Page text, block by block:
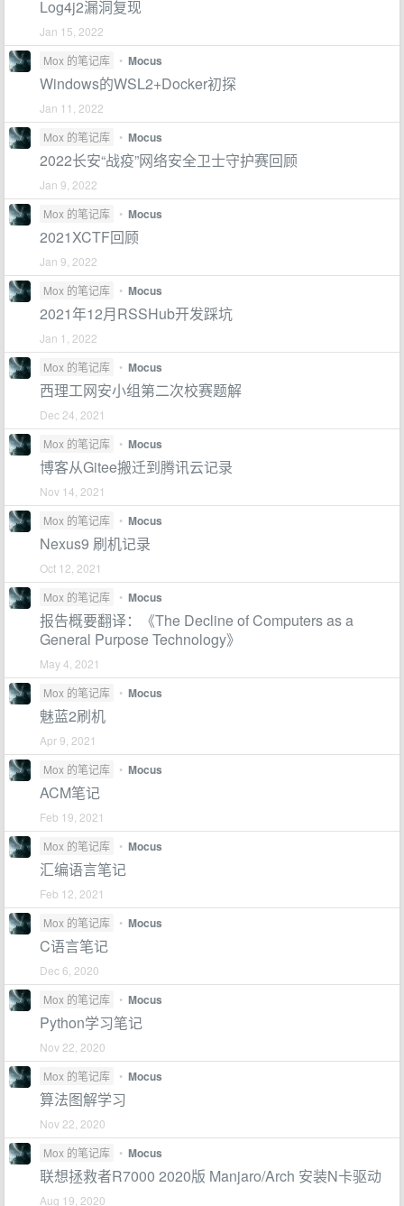
Log4j2漏洞复现
Jan 15, 2022
Mox 的笔记库
• Mocus
Windows的WSL2+Docker初探
Jan 11, 2022
Mox 的笔记库
• Mocus
2022长安“战疫”网络安全卫士守护赛回顾
Jan 9, 2022
Mox 的笔记库
• Mocus
2021XCTF回顾
Jan 9, 2022
Mox 的笔记库
• Mocus
2021年12月RSSHub开发踩坑
Jan 1, 2022
Mox 的笔记库
• Mocus
西理工网安小组第二次校赛题解
Dec 24, 2021
Mox 的笔记库
• Mocus
博客从Gitee搬迁到腾讯云记录
Nov 14, 2021
Mox 的笔记库
• Mocus
Nexus9 刷机记录
Oct 12, 2021
Mox 的笔记库
• Mocus
报告概要翻译：《The Decline of Computers as a
General Purpose Technology》
May 4, 2021
Mox 的笔记库
• Mocus
魅蓝2刷机
Apr 9, 2021
Mox 的笔记库
• Mocus
ACM笔记
Feb 19, 2021
Mox 的笔记库
• Mocus
汇编语言笔记
Feb 12, 2021
Mox 的笔记库
• Mocus
C语言笔记
Dec 6, 2020
Mox 的笔记库
• Mocus
Python学习笔记
Nov 22, 2020
Mox 的笔记库
• Mocus
算法图解学习
Nov 22, 2020
Mox 的笔记库
• Mocus
联想拯救者R7000 2020版 Manjaro/Arch 安装N卡驱动
Aug 19, 2020